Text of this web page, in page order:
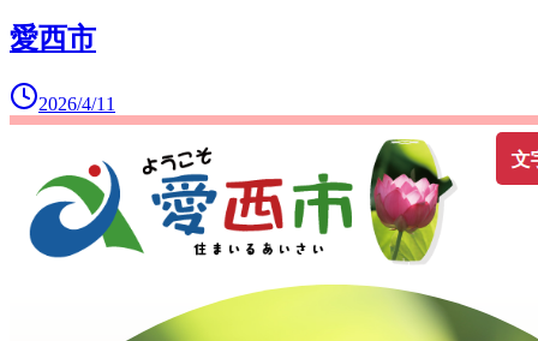
愛西市
2026/4/11